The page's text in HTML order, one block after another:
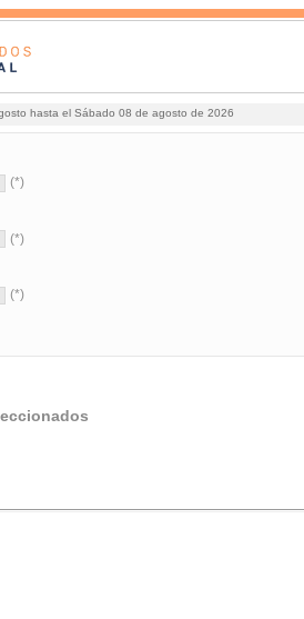
hasta el Sábado 08 de agosto de 2026
(*)
(*)
(*)